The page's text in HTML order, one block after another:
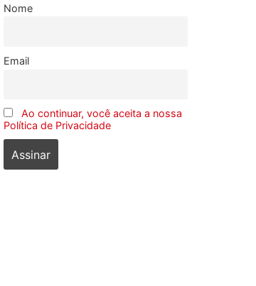
Nome
Email
Ao continuar, você aceita a nossa
Política de Privacidade